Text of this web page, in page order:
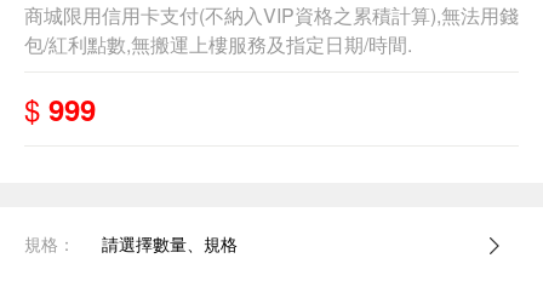
商城限用信用卡支付(不納入VIP資格之累積計算),無法用錢
包/紅利點數,無搬運上樓服務及指定日期/時間.
$ 999
規格： 請選擇數量、規格